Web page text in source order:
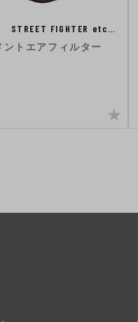
STREET FIGHTER etc…
ントエアフィルター